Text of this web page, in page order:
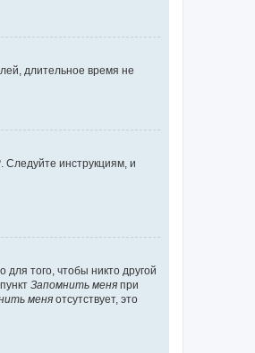
длительное время не
. Следуйте инструкциям, и
того, чтобы никто другой
Запомнить меня при
меня отсутствует, это